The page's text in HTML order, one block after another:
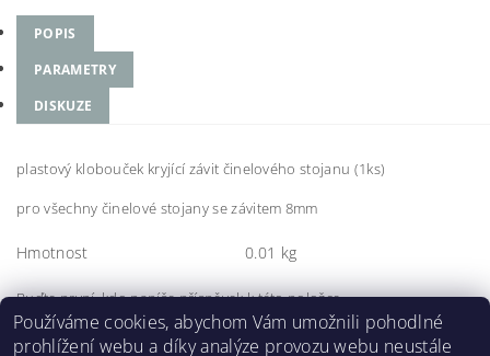
POPIS
PARAMETRY
DISKUZE
plastový klobouček kryjící závit činelového stojanu (1ks)
pro všechny činelové stojany se závitem 8mm
Hmotnost 0.01 kg
Buďte první, kdo napíše příspěvek k této položce.
Přidat komentář
Používáme cookies, abychom Vám umožnili pohodlné
prohlížení webu a díky analýze provozu webu neustále